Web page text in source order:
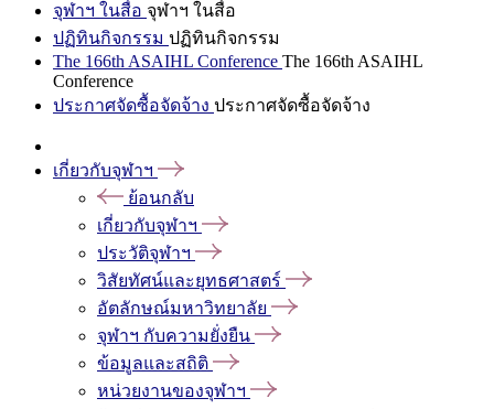
จุฬาฯ ในสื่อ จุฬาฯ ในสื่อ
ปฏิทินกิจกรรม ปฏิทินกิจกรรม
The 166th ASAIHL Conference The 166th ASAIHL
Conference
ประกาศจัดซื้อจัดจ้าง ประกาศจัดซื้อจัดจ้าง
เกี่ยวกับจุฬาฯ
ย้อนกลับ
เกี่ยวกับจุฬาฯ
ประวัติจุฬาฯ
วิสัยทัศน์และยุทธศาสตร์
อัตลักษณ์มหาวิทยาลัย
จุฬาฯ กับความยั่งยืน
ข้อมูลและสถิติ
หน่วยงานของจุฬาฯ